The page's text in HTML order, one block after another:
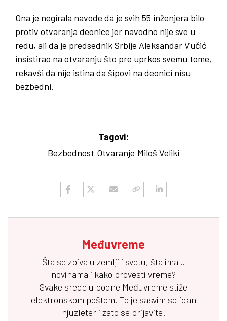
Ona je negirala navode da je svih 55 inženjera bilo
protiv otvaranja deonice jer navodno nije sve u
redu, ali da je predsednik Srbije Aleksandar Vučić
insistirao na otvaranju što pre uprkos svemu tome,
rekavši da nije istina da šipovi na deonici nisu
bezbedni.
Tagovi:
Bezbednost Otvaranje Miloš Veliki
Međuvreme
Šta se zbiva u zemlji i svetu, šta ima u
novinama i kako provesti vreme?
Svake srede u podne Međuvreme stiže
elektronskom poštom. To je sasvim solidan
njuzleter i zato se prijavite!